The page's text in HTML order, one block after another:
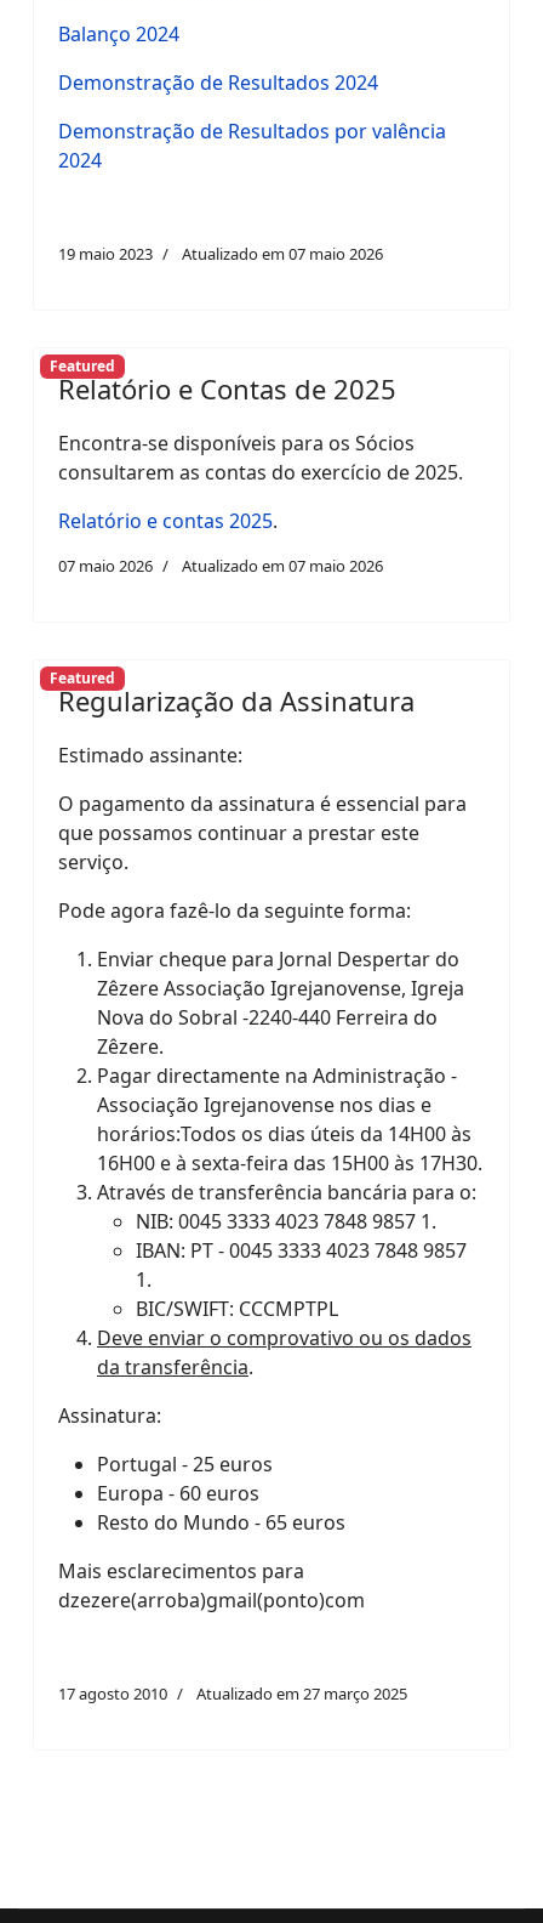
Balanço 2024
Demonstração de Resultados 2024
Demonstração de Resultados por valência
2024
19 maio 2023 Atualizado em 07 maio 2026
Featured
Relatório e Contas de 2025
Encontra-se disponíveis para os Sócios
consultarem as contas do exercício de 2025.
Relatório e contas 2025.
07 maio 2026 Atualizado em 07 maio 2026
Featured
Regularização da Assinatura
Estimado assinante:
O pagamento da assinatura é essencial para
que possamos continuar a prestar este
serviço.
Pode agora fazê-lo da seguinte forma:
Enviar cheque para Jornal Despertar do
Zêzere Associação Igrejanovense, Igreja
Nova do Sobral -2240-440 Ferreira do
Zêzere.
Pagar directamente na Administração -
Associação Igrejanovense nos dias e
horários:Todos os dias úteis da 14H00 às
16H00 e à sexta-feira das 15H00 às 17H30.
Através de transferência bancária para o:
NIB: 0045 3333 4023 7848 9857 1.
IBAN: PT - 0045 3333 4023 7848 9857
1.
BIC/SWIFT: CCCMPTPL
Deve enviar o comprovativo ou os dados
da transferência.
Assinatura:
Portugal - 25 euros
Europa - 60 euros
Resto do Mundo - 65 euros
Mais esclarecimentos para
dzezere(arroba)gmail(ponto)com
17 agosto 2010 Atualizado em 27 março 2025